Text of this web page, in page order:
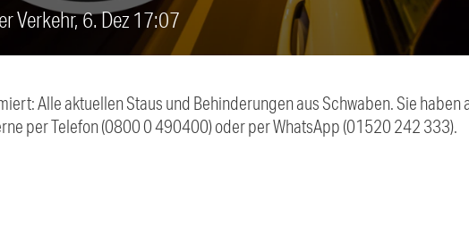
Verkehr, 6. Dez 17:07
Alle aktuellen Staus und Behinderungen aus Schwaben. Sie haben
per Telefon (0800 0 490400) oder per WhatsApp (01520 242 333).